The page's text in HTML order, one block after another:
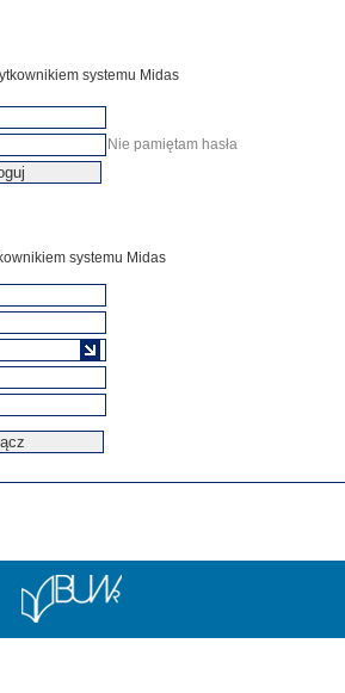
systemu Midas
Nie pamiętam hasła
systemu Midas